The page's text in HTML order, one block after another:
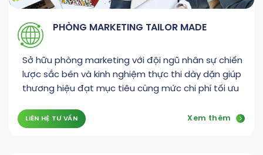
PHÒNG MARKETING TAILOR MADE
Sở hữu phòng marketing với đội ngũ nhân sự chiến
lược sắc bén và kinh nghiệm thực thi dày dặn giúp
thương hiệu đạt mục tiêu cùng mức chi phí tối ưu
LIÊN HỆ TƯ VẤN Xem thêm